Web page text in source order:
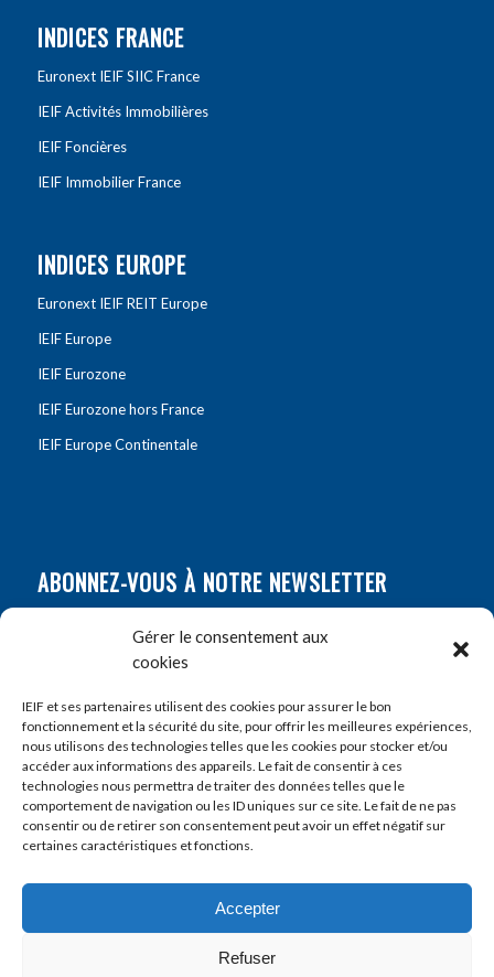
Gérer le consentement aux
cookies
IEIF et ses partenaires utilisent des cookies pour assurer le bon
fonctionnement et la sécurité du site, pour offrir les meilleures expériences,
nous utilisons des technologies telles que les cookies pour stocker et/ou
accéder aux informations des appareils. Le fait de consentir à ces
technologies nous permettra de traiter des données telles que le
comportement de navigation ou les ID uniques sur ce site. Le fait de ne pas
consentir ou de retirer son consentement peut avoir un effet négatif sur
certaines caractéristiques et fonctions.
Accepter
Refuser
INDICES FRANCE
Euronext IEIF SIIC France
IEIF Activités Immobilières
IEIF Foncières
IEIF Immobilier France
INDICES EUROPE
Euronext IEIF REIT Europe
IEIF Europe
IEIF Eurozone
IEIF Eurozone hors France
IEIF Europe Continentale
ABONNEZ-VOUS À NOTRE NEWSLETTER
Prénom*
E-mail*